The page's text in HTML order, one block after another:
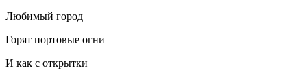
Любимый город
Горят портовые огни
И как с открытки